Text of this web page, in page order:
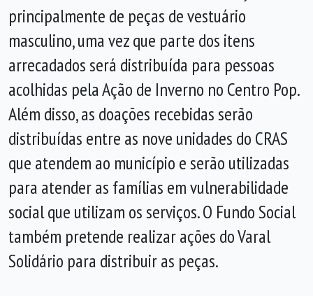
principalmente de peças de vestuário
masculino, uma vez que parte dos itens
arrecadados será distribuída para pessoas
acolhidas pela Ação de Inverno no Centro Pop.
Além disso, as doações recebidas serão
distribuídas entre as nove unidades do CRAS
que atendem ao município e serão utilizadas
para atender as famílias em vulnerabilidade
social que utilizam os serviços. O Fundo Social
também pretende realizar ações do Varal
Solidário para distribuir as peças.